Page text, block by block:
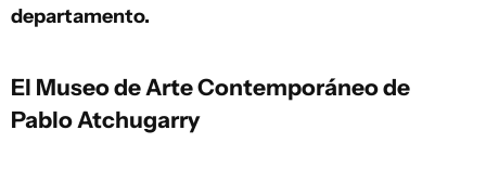
departamento.
El Museo de Arte Contemporáneo de
Pablo Atchugarry